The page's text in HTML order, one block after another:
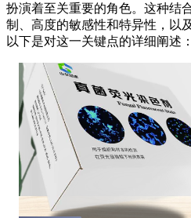
扮演着至关重要的角色。这种结
制、高度的敏感性和特异性，以
以下是对这一关键点的详细阐述：